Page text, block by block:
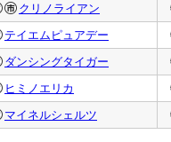
クリノライアン
テイエムピュアデー
ダンシングタイガー
ヒミノエリカ
マイネルシェルツ